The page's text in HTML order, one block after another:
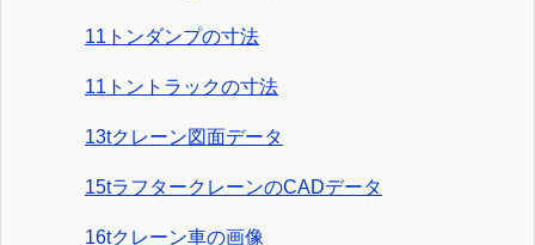
11トンダンプの寸法
11トントラックの寸法
13tクレーン図面データ
15tラフタークレーンのCADデータ
16tクレーン車の画像